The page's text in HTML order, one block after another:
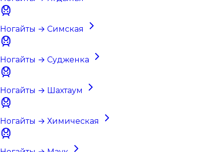
Ногайты → Симская
Ногайты → Судженка
Ногайты → Шахтаум
Ногайты → Химическая